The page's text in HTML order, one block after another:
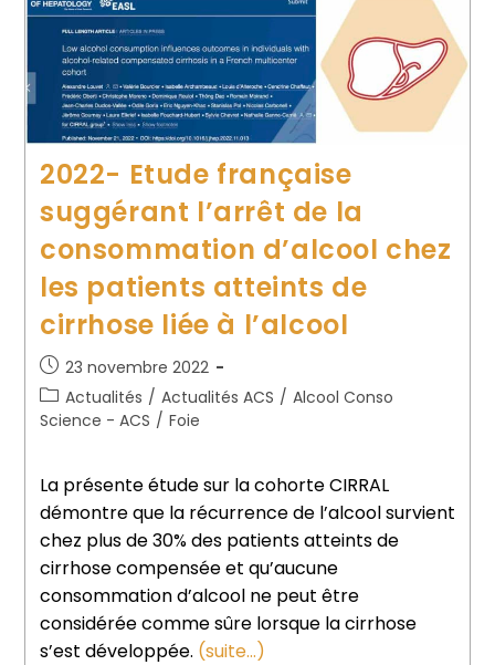
2022- Etude française
suggérant l’arrêt de la
consommation d’alcool chez
les patients atteints de
cirrhose liée à l’alcool
23 novembre 2022
Actualités / Actualités ACS / Alcool Conso
Science - ACS / Foie
La présente étude sur la cohorte CIRRAL
démontre que la récurrence de l’alcool survient
chez plus de 30% des patients atteints de
cirrhose compensée et qu’aucune
consommation d’alcool ne peut être
considérée comme sûre lorsque la cirrhose
s’est développée. (suite…)